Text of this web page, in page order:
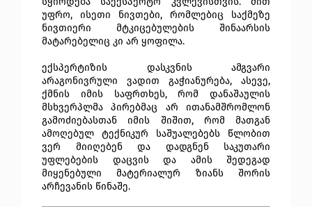
უფრო, ისეთი ნივთები, რომლებიც საქმეზე
ნივთიერი მტკიცებულების შინაარსის
მატარებელიც კი არ ყოფილა.
ექსპერტიზის დასკვნის ამგვარი
არაგონივრული ვადით გაჭიანურება, ასევე,
ქმნის იმის საფრთხეს, რომ დანაშაულის
მსხვერპლმა პირებმაც არ ითანამშრომლონ
გამოძიებასთან იმის შიშით, რომ მათგან
ამოღებულ ტექნიკურ საშუალებებს წლობით
ვერ მიიღებენ და დადგნენ საკუთარი
უფლებების დაცვის და ამის შედეგად
მიყენებული მატერიალურ ზიანს შორის
არჩევანის წინაშე.